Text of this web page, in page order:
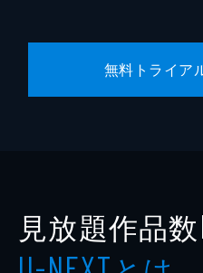
無料トライア
見放題作品数